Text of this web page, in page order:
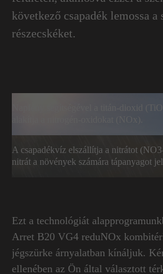
következő csapadék lemossa a
részecskéket.
Napfény segítségével a titán-dioxid
A csapadékvíz elszállítja a nitrátot
nitrát a növények számára tápanyagot
Ezt a technológiát
Arret B20 VG4 reduNOx
jégszürke árnyalatban kínáljuk.
ellenében az Ön által választott